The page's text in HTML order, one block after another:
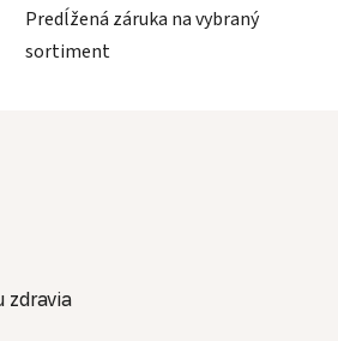
Predĺžená záruka na vybraný
sortiment
zdravia